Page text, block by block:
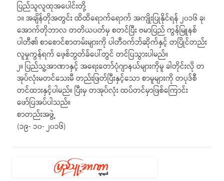
ပြည်သူလူထုအပေါင်းတို့
၁။ အချိန်တိုအတွင်း ထိထိရောက်ရောက် အကျိုးပြုနိုင်ရန် ၂၀၁၆ ခု၊
အောက်တိုဘာလ တတိယပတ်မှ စတင်ပြီး ဗမာပြည် ကွန်မြူနစ်
ပါတီ၏ စာစောင်စာတမ်းများကို ပါတီဝက်ဘ်ဆိုက်နှင့် တပြိုင်တည်း
လူမှုကွန်ရက် ဖေ့စ်ဘွတ်ခ်ပေါ်တွင် တင်ပြသွားပါမည်။
၂။ ပြည်သူ့အာဏာနှင့် အရေးတော်ပုံဂျာနယ်များကိုမူ ခါတိုင်းလို တ
အုပ်လုံးမတင်သေးမီ တည်းဖြတ်ပြီးနှင့်သော စာမူများကို တပုဒ်စီ
တင်ထားနှင့်ပါမည်။ ပြီးမှ တအုပ်လုံး ထပ်တင်မှာဖြစ်ကြောင်း
ဖော်ပြအပ်ပါသည်။
စာတည်းအဖွဲ့
(၁၉- ၁၀- ၂၀၁၆)